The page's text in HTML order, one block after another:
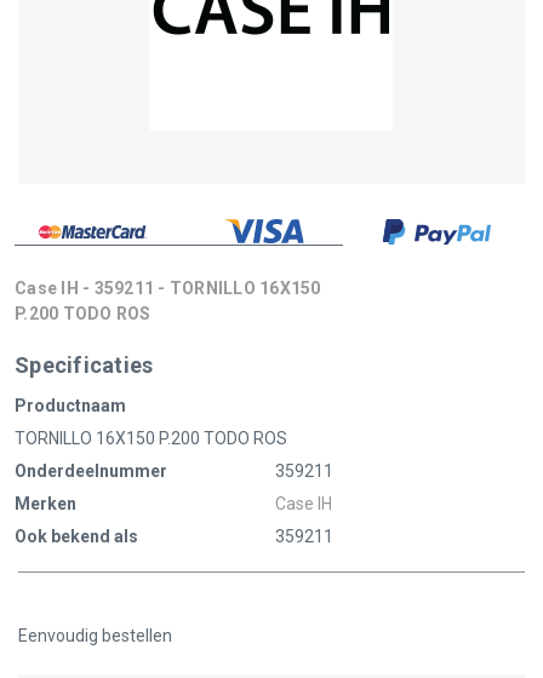
Case IH - 359211 - TORNILLO 16X150
P.200 TODO ROS
Specificaties
Productnaam
TORNILLO 16X150 P.200 TODO ROS
Onderdeelnummer
359211
Merken
Case IH
Ook bekend als
359211
Eenvoudig bestellen